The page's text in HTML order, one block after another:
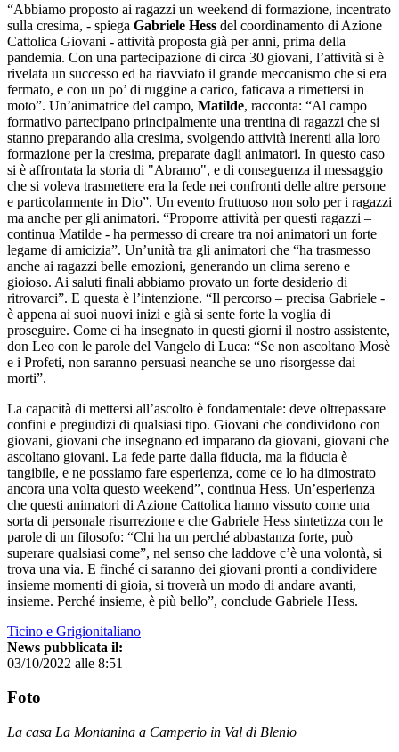
“Abbiamo proposto ai ragazzi un weekend di formazione, incentrato
sulla cresima, - spiega Gabriele Hess del coordinamento di Azione
Cattolica Giovani - attività proposta già per anni, prima della
pandemia. Con una partecipazione di circa 30 giovani, l’attività si è
rivelata un successo ed ha riavviato il grande meccanismo che si era
fermato, e con un po’ di ruggine a carico, faticava a rimettersi in
moto”. Un’animatrice del campo, Matilde, racconta: “Al campo
formativo partecipano principalmente una trentina di ragazzi che si
stanno preparando alla cresima, svolgendo attività inerenti alla loro
formazione per la cresima, preparate dagli animatori. In questo caso
si è affrontata la storia di "Abramo", e di conseguenza il messaggio
che si voleva trasmettere era la fede nei confronti delle altre persone
e particolarmente in Dio”. Un evento fruttuoso non solo per i ragazzi
ma anche per gli animatori. “Proporre attività per questi ragazzi –
continua Matilde - ha permesso di creare tra noi animatori un forte
legame di amicizia”. Un’unità tra gli animatori che “ha trasmesso
anche ai ragazzi belle emozioni, generando un clima sereno e
gioioso. Ai saluti finali abbiamo provato un forte desiderio di
ritrovarci”. E questa è l’intenzione. “Il percorso – precisa Gabriele -
è appena ai suoi nuovi inizi e già si sente forte la voglia di
proseguire. Come ci ha insegnato in questi giorni il nostro assistente,
don Leo con le parole del Vangelo di Luca: “Se non ascoltano Mosè
e i Profeti, non saranno persuasi neanche se uno risorgesse dai
morti”.
La capacità di mettersi all’ascolto è fondamentale: deve oltrepassare
confini e pregiudizi di qualsiasi tipo. Giovani che condividono con
giovani, giovani che insegnano ed imparano da giovani, giovani che
ascoltano giovani. La fede parte dalla fiducia, ma la fiducia è
tangibile, e ne possiamo fare esperienza, come ce lo ha dimostrato
ancora una volta questo weekend”, continua Hess. Un’esperienza
che questi animatori di Azione Cattolica hanno vissuto come una
sorta di personale risurrezione e che Gabriele Hess sintetizza con le
parole di un filosofo: “Chi ha un perché abbastanza forte, può
superare qualsiasi come”, nel senso che laddove c’è una volontà, si
trova una via. E finché ci saranno dei giovani pronti a condividere
insieme momenti di gioia, si troverà un modo di andare avanti,
insieme. Perché insieme, è più bello”, conclude Gabriele Hess.
Ticino e Grigionitaliano
News pubblicata il:
03/10/2022 alle 8:51
Foto
La casa La Montanina a Camperio in Val di Blenio